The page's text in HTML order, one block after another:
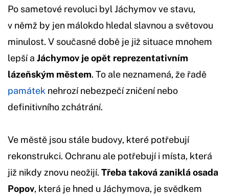
Po sametové revoluci byl Jáchymov ve stavu,
v němž by jen málokdo hledal slavnou a světovou
minulost. V současné době je již situace mnohem
lepší a Jáchymov je opět reprezentativním
lázeňským městem. To ale neznamená, že řadě
památek nehrozí nebezpečí zničení nebo
definitivního zchátrání.
Ve městě jsou stále budovy, které potřebují
rekonstrukci. Ochranu ale potřebují i místa, která
již nikdy znovu neožijí. Třeba taková zaniklá osada
Popov, která je hned u Jáchymova, je svědkem